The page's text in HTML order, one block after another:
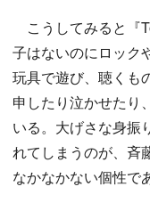
こうしてみると『
子はないのにロック
玩具で遊び、聴くも
申したり泣かせたり
いる。大げさな身振
れてしまうのが、斉
なかなかない個性で